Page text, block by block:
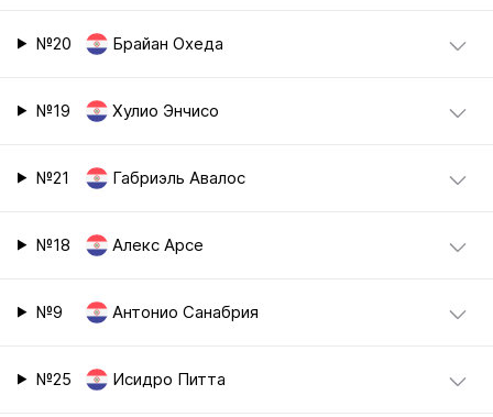
№20 Брайан Охеда
№19 Хулио Энчисо
№21 Габриэль Авалос
№18 Алекс Арсе
№9 Антонио Санабрия
№25 Исидро Питта